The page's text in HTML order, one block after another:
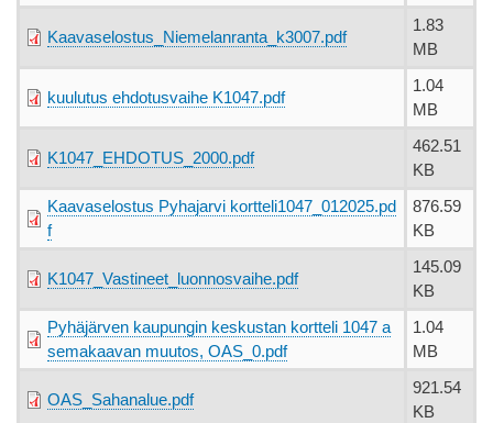
Kaavaselostus_Niemelanranta_k3007.pdf
1.83
MB
kuulutus ehdotusvaihe K1047.pdf
1.04
MB
K1047_EHDOTUS_2000.pdf
462.51
KB
Kaavaselostus Pyhajarvi kortteli1047_012025.pd
f
876.59
KB
K1047_Vastineet_luonnosvaihe.pdf
145.09
KB
Pyhäjärven kaupungin keskustan kortteli 1047 a
semakaavan muutos, OAS_0.pdf
1.04
MB
OAS_Sahanalue.pdf
921.54
KB